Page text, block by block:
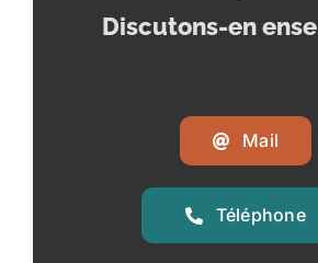
Discutons-en
Mail
Téléphone